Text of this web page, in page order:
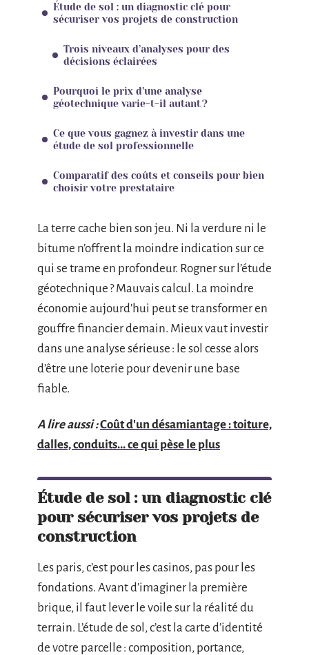
Étude de sol : un diagnostic clé pour
sécuriser vos projets de construction
Trois niveaux d’analyses pour des
décisions éclairées
Pourquoi le prix d’une analyse
géotechnique varie-t-il autant ?
Ce que vous gagnez à investir dans une
étude de sol professionnelle
Comparatif des coûts et conseils pour bien
choisir votre prestataire
La terre cache bien son jeu. Ni la verdure ni le
bitume n’offrent la moindre indication sur ce
qui se trame en profondeur. Rogner sur l’étude
géotechnique ? Mauvais calcul. La moindre
économie aujourd’hui peut se transformer en
gouffre financier demain. Mieux vaut investir
dans une analyse sérieuse : le sol cesse alors
d’être une loterie pour devenir une base
fiable.
A lire aussi :Coût d'un désamiantage : toiture,
dalles, conduits... ce qui pèse le plus
Étude de sol : un diagnostic clé
pour sécuriser vos projets de
construction
Les paris, c’est pour les casinos, pas pour les
fondations. Avant d’imaginer la première
brique, il faut lever le voile sur la réalité du
terrain. L’étude de sol, c’est la carte d’identité
de votre parcelle : composition, portance,